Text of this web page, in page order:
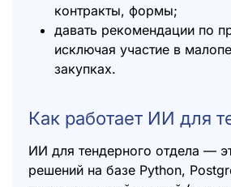
контракты, формы;
давать рекомендации по
исключая участие в
закупках.
Как работает ИИ для
ИИ для тендерного отдела —
решений на базе Python,